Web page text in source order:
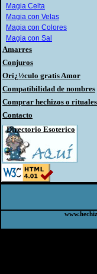
Magia Celta
Magia con Velas
Magia con Colores
Magia con Sal
Amarres
Conjuros
Orï¿½culo gratis Amor
Compatibilidad de nombres
Comprar hechizos o rituales
Contacto
Directorio Esoterico